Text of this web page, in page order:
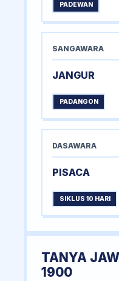
PADEWAN
SANGAWARA
JANGUR
PADANGON
DASAWARA
PISACA
SIKLUS 10 HARI
TANYA
1900